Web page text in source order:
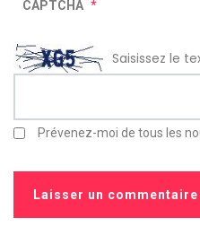
CAPTCHA *
Saisissez le
Prévenez-moi de tous les